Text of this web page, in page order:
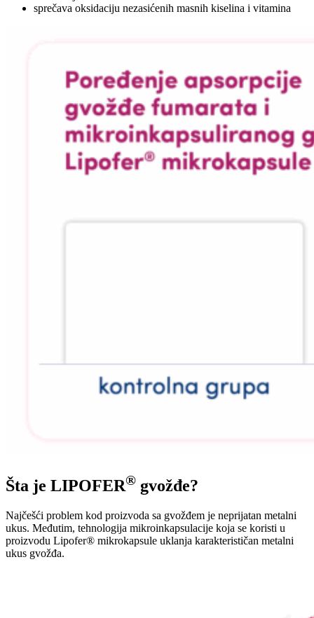
sprečava oksidaciju nezasićenih masnih kiselina i vitamina
Šta je LIPOFER® gvožđe?
Najčešći problem kod proizvoda sa gvožđem je neprijatan metalni
ukus. Međutim, tehnologija mikroinkapsulacije koja se koristi u
proizvodu Lipofer® mikrokapsule uklanja karakterističan metalni
ukus gvožđa.